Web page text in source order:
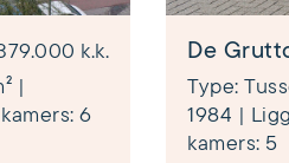
k.k.
|
6
De
Type:
1984 |
kamers: 5